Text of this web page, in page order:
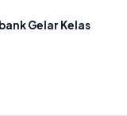
Gelar Kelas